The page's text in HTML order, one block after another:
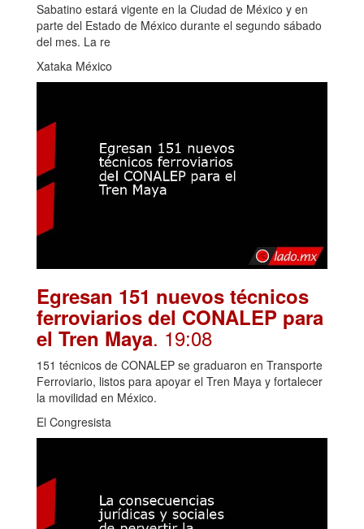
Sabatino estará vigente en la Ciudad de México y en
parte del Estado de México durante el segundo sábado
del mes. La re
Xataka México
Egresan 151 nuevos técnicos
ferroviarios del CONALEP para
el Tren Maya. 19:08
151 técnicos de CONALEP se graduaron en Transporte
Ferroviario, listos para apoyar el Tren Maya y fortalecer
la movilidad en México.
El Congresista